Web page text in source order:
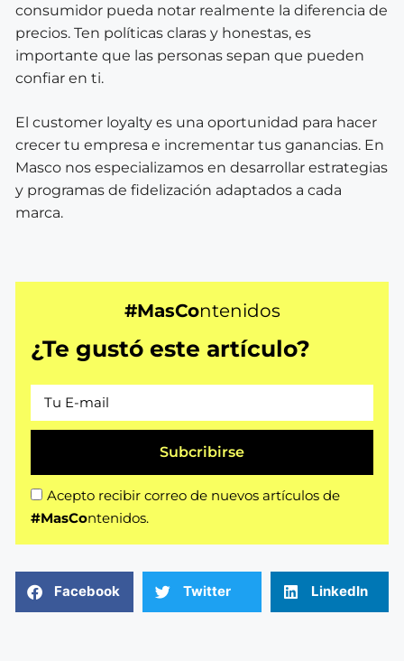
consumidor pueda notar realmente la diferencia de
precios. Ten políticas claras y honestas, es
importante que las personas sepan que pueden
confiar en ti.
El customer loyalty es una oportunidad para hacer
crecer tu empresa e incrementar tus ganancias. En
Masco nos especializamos en desarrollar estrategias
y programas de fidelización adaptados a cada
marca.
#MasContenidos
¿Te gustó este artículo?
Acepto recibir correo de nuevos artículos de
#MasContenidos.
Subcribirse
Facebook Twitter LinkedIn